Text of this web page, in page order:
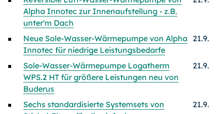
Alpha Innotec zur Innenaufstellung - z.B.
unter'm Dach
Neue Sole-Wasser-Wärmepumpe von Alpha
Innotec für niedrige Leistungsbedarfe
21.9.
Sole-Wasser-Wärmepumpe Logatherm
WPS.2 HT für größere Leistungen neu von
Buderus
21.9.
Sechs standardisierte Systemsets von
21.9.